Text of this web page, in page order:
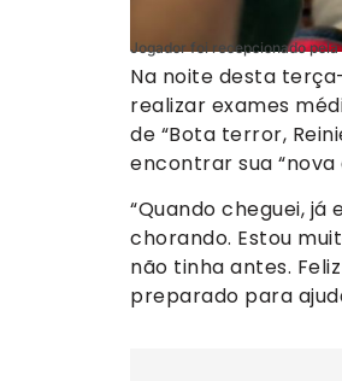
Jogador foi recepcionado
Na noite desta
realizar exames
de “Bota terror,
encontrar sua “nova
“Quando cheguei,
chorando. Estou
não tinha antes.
preparado para